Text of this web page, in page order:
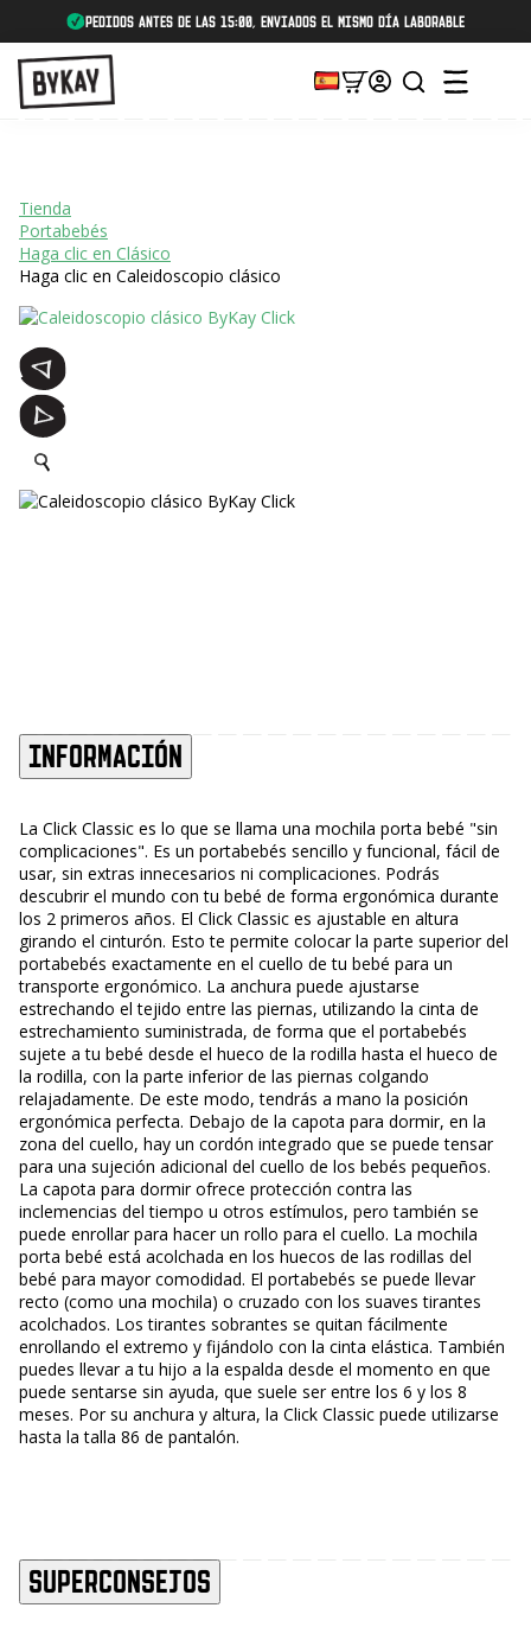
Pedidos antes de las 15:00, enviados el mismo día laborable
Tienda
Portabebés
Haga clic en Clásico
Haga clic en Caleidoscopio clásico
Información
La Click Classic es lo que se llama una mochila porta bebé "sin
complicaciones". Es un portabebés sencillo y funcional, fácil de
usar, sin extras innecesarios ni complicaciones. Podrás
descubrir el mundo con tu bebé de forma ergonómica durante
los 2 primeros años. El Click Classic es ajustable en altura
girando el cinturón. Esto te permite colocar la parte superior del
portabebés exactamente en el cuello de tu bebé para un
transporte ergonómico. La anchura puede ajustarse
estrechando el tejido entre las piernas, utilizando la cinta de
estrechamiento suministrada, de forma que el portabebés
sujete a tu bebé desde el hueco de la rodilla hasta el hueco de
la rodilla, con la parte inferior de las piernas colgando
relajadamente. De este modo, tendrás a mano la posición
ergonómica perfecta. Debajo de la capota para dormir, en la
zona del cuello, hay un cordón integrado que se puede tensar
para una sujeción adicional del cuello de los bebés pequeños.
La capota para dormir ofrece protección contra las
inclemencias del tiempo u otros estímulos, pero también se
puede enrollar para hacer un rollo para el cuello. La mochila
porta bebé está acolchada en los huecos de las rodillas del
bebé para mayor comodidad. El portabebés se puede llevar
recto (como una mochila) o cruzado con los suaves tirantes
acolchados. Los tirantes sobrantes se quitan fácilmente
enrollando el extremo y fijándolo con la cinta elástica. También
puedes llevar a tu hijo a la espalda desde el momento en que
puede sentarse sin ayuda, que suele ser entre los 6 y los 8
meses. Por su anchura y altura, la Click Classic puede utilizarse
hasta la talla 86 de pantalón.
Superconsejos